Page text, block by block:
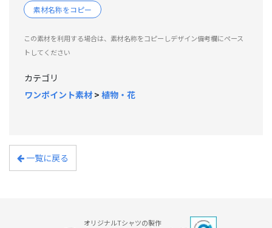
素材名称をコピー
この素材を利用する場合は、素材名称をコピーしデザイン備考欄にペース
トしてください
カテゴリ
ワンポイント素材> 植物・花
一覧に戻る
オリジナルTシャツの製作